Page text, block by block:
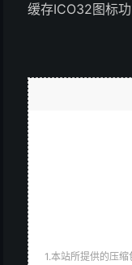
缓存ICO32图标
1.本站所提供的压